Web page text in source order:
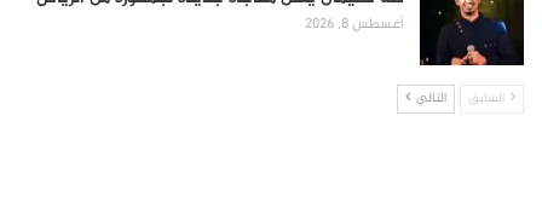
أغسطس 8, 2026
السابق التالي